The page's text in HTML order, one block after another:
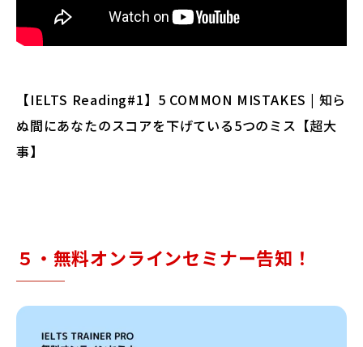
【IELTS Reading#1】5 COMMON MISTAKES | 知ら
ぬ間にあなたのスコアを下げている5つのミス【超大
事】
５・無料オンラインセミナー告知！